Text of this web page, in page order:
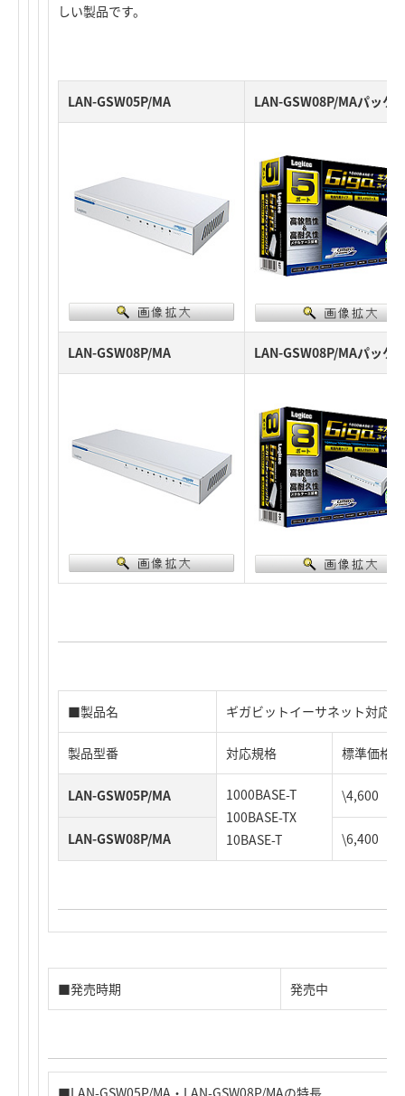
しい製品です。
LAN-GSW05P/MA LAN-GSW08P/MAパッケ
LAN-GSW08P/MA LAN-GSW08P/MAパッケ
■製品名 ギガビットイーサネット対応
製品型番 対応規格 標準価格
LAN-GSW05P/MA
1000BASE-T
100BASE-TX
10BASE-T
\4,600（
LAN-GSW08P/MA \6,400（
■発売時期 発売中
■LAN-GSW05P/MA・LAN-GSW08P/MAの特長